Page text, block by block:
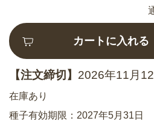
カートに入れる
【注文締切】 2026年11月12
在庫あり
種子有効期限：2027年5月31日